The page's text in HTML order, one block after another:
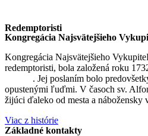
Redemptoristi
Kongregácia Najsvätejšieho
Kongregácia Najsvätejšieho
redemptoristi, bola založená roku
. Jej poslaním bolo
opustenými ľuďmi. V časoch sv.
žijúci ďaleko od mesta a nábožensky
Viac z histórie
Základné kontakty